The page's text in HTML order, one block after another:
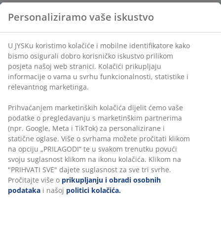
Neograničen povrat
Bez vremenskog ograničenja - vratite u bilo koju JYSK
Jamstvo cijene
Jamstvo cijene unutar 30 dana za sve proizvode
Fleksibilne opcije dostave
Brza i jednostavna dostava po vašem izboru
Tegla za cvijeće s izdržljivim pletivom od petana
otpornim na smrzavanje i čeličnim okvirom s
premazom u prahu. Povišena je, što olakšava sadnju i
održavanje. U unutarnjim posudama se drenažni otvor
lako može napraviti. Š30 x D83 x V60 cm
BROJ ARTIKLA: 6426015